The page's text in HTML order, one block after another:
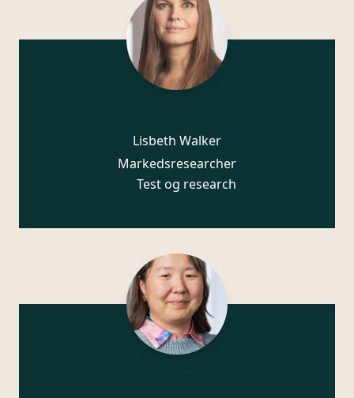
Lisbeth Walker
Markedsresearcher
Test og research